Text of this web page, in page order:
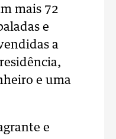
mais 72
e
a
e uma
e